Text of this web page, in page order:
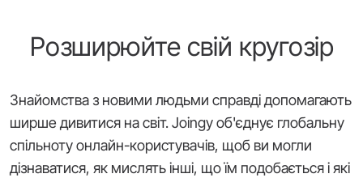
Розширюйте свій кругозір
Знайомства з новими людьми справді допомагають
ширше дивитися на світ. Joingy об'єднує глобальну
спільноту онлайн-користувачів, щоб ви могли
дізнаватися, як мислять інші, що їм подобається і які